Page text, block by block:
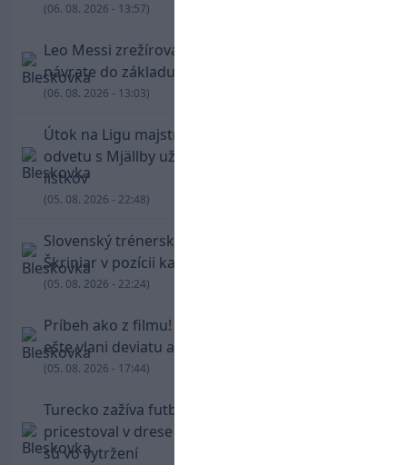
(06. 08. 2026 - 13:57)
Leo Messi zrežíroval obrat Interu Miami, pri
návrate do základu strelil dva góly
(06. 08. 2026 - 13:03)
Útok na Ligu majstrov láka! Slovan hlási na
odvetu s Mjällby už viac ako 13-tisíc predaných
lístkov
(05. 08. 2026 - 22:48)
Slovenský trénerský súboj pre Borbélyho,
Škriniar v pozícii kapitána potiahol Fenerbahce
(05. 08. 2026 - 22:24)
Príbeh ako z filmu! Hrdina Slovana Kianga hral
ešte vlani deviatu anglickú ligu
(05. 08. 2026 - 17:44)
Turecko zažíva futbalové šialenstvo! Salah
pricestoval v drese Trabzonsporu, fanúšikovia
sú vo vytržení